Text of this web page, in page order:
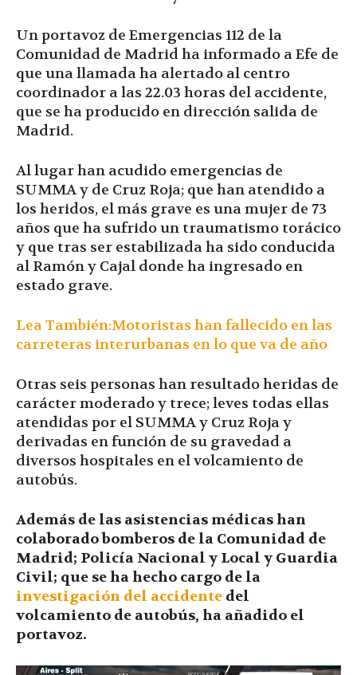
Un portavoz de Emergencias 112 de la
Comunidad de Madrid ha informado a Efe de
que una llamada ha alertado al centro
coordinador a las 22.03 horas del accidente,
que se ha producido en dirección salida de
Madrid.
Al lugar han acudido emergencias de
SUMMA y de Cruz Roja; que han atendido a
los heridos, el más grave es una mujer de 73
años que ha sufrido un traumatismo torácico
y que tras ser estabilizada ha sido conducida
al Ramón y Cajal donde ha ingresado en
estado grave.
Lea También:Motoristas han fallecido en las
carreteras interurbanas en lo que va de año
Otras seis personas han resultado heridas de
carácter moderado y trece; leves todas ellas
atendidas por el SUMMA y Cruz Roja y
derivadas en función de su gravedad a
diversos hospitales en el volcamiento de
autobús.
Además de las asistencias médicas han
colaborado bomberos de la Comunidad de
Madrid; Policía Nacional y Local y Guardia
Civil; que se ha hecho cargo de la
investigación del accidente del
volcamiento de autobús, ha añadido el
portavoz.